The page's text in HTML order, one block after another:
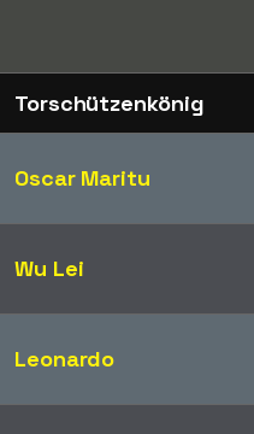
Torschützenkönig
Oscar Maritu
Wu Lei
Leonardo